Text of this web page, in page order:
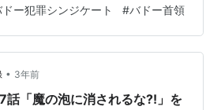
の仕業でした。兄弟の前に現れる
。 レイトーマン「この粉はあらゆ
が3時間後には融ける。警察は死ん
にさぞ困るだろう。」 こんな物騒
ドー犯罪シンジケート #バドー首領
• 3年前
話「魔の泡に消されるな?!」を